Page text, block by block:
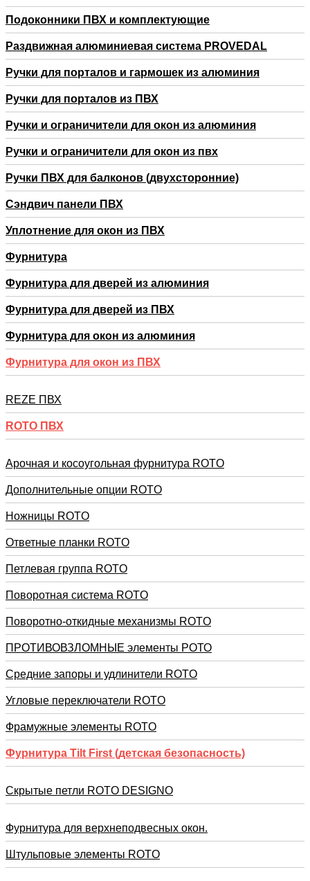
Подоконники ПВХ и комплектующие
Раздвижная алюминиевая система PROVEDAL
Ручки для порталов и гармошек из алюминия
Ручки для порталов из ПВХ
Ручки и ограничители для окон из алюминия
Ручки и ограничители для окон из пвх
Ручки ПВХ для балконов (двухсторонние)
Сэндвич панели ПВХ
Уплотнение для окон из ПВХ
Фурнитура
Фурнитура для дверей из алюминия
Фурнитура для дверей из ПВХ
Фурнитура для окон из алюминия
Фурнитура для окон из ПВХ
REZE ПВХ
RОTO ПВХ
Арочная и косоугольная фурнитура ROTO
Дополнительные опции ROTO
Ножницы ROTO
Ответные планки ROTO
Петлевая группа ROTO
Поворотная система ROTO
Поворотно-откидные механизмы ROTO
ПРОТИВОВЗЛОМНЫЕ элементы РОТО
Средние запоры и удлинители ROTO
Угловые переключатели ROTO
Фрамужные элементы ROTO
Фурнитура Tilt First (детская безопасность)
Скрытые петли ROTO DESIGNO
Фурнитура для верхнеподвесных окон.
Штульповые элементы ROTO